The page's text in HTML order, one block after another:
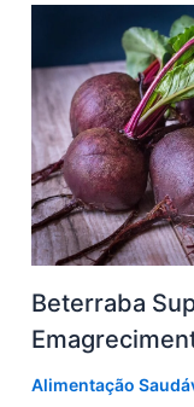
Beterraba
Alimentação